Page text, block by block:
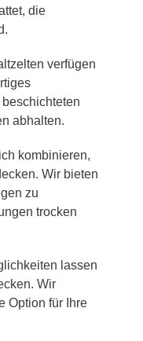
die
verfügen
abhalten.
kombinieren,
Wir bieten
zu
trocken
lassen
Wir
Option für Ihre